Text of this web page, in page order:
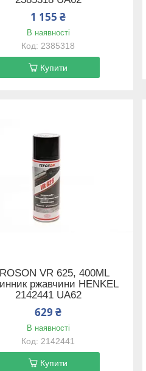
1 155 ₴
В наявності
2385318
Купити
VR 625, 400ML
ржавчини HENKEL
2142441 UA62
629 ₴
В наявності
2142441
Купити